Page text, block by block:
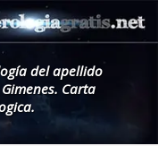
del apellido
Carta